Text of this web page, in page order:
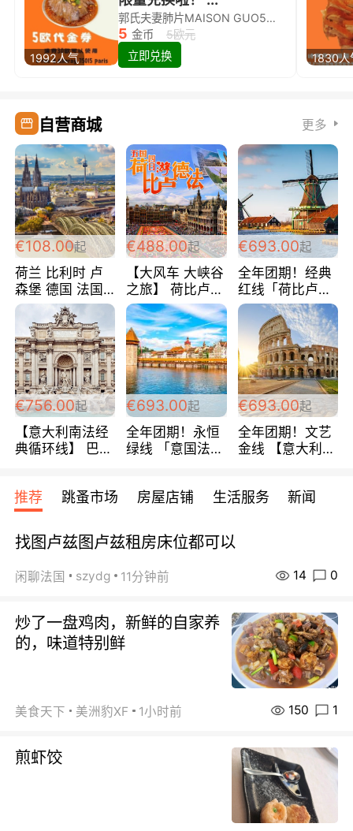
1992人气
郭氏夫妻肺片MAISON GUO5欧代金券限量兑换啦！
5 金币
5欧元
立即兑换
1830人
自营商城 更多
€108.00起
荷兰 比利时 卢
森堡 德国 法国
超爽玩遍西欧 循
环线 全程四星宾
馆 108欧/人/天
€488.00起
【大风车 大峡谷
之旅】 荷比卢德
法 巴黎上下 经
典五国四日游
488欧/人
€693.00起
全年团期！经典
红线「荷比卢德
法」七天循环 五
国 仅售99欧/人/
天！巴黎上下！
包拼房~
€756.00起
【意大利南法经
典循环线】 巴黎
宾馆 108欧/天起
全程756欧/位
€693.00起
全年团期！永恒
绿线 「意国法
欧/天起 ~包拼房
€693.00起
全年团期！文艺
金线 【意大利一
每周铁发！
推荐 跳蚤市场 房屋店铺 生活服务 新闻
找图卢兹图卢兹租房床位都可以
闲聊法国 szydg 11分钟前 14 0
炒了一盘鸡肉，新鲜的自家养
的，味道特别鲜
美食天下 美洲豹XF 1小时前 150 1
煎虾饺